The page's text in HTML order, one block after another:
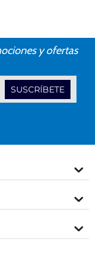
y ofertas
SUSCRÍBETE